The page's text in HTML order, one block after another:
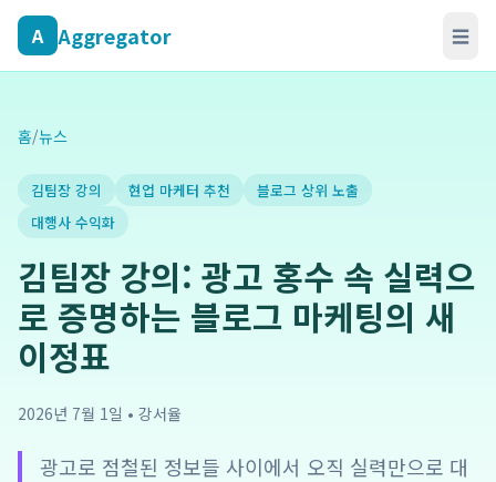
A Aggregator ☰
홈/뉴스
김팀장 강의 현업 마케터 추천
블로그 상위 노출
대행사 수익화
김팀장 강의: 광고 홍수 속 실력으
로 증명하는 블로그 마케팅의 새
이정표
2026년 7월 1일 • 강서율
광고로 점철된 정보들 사이에서 오직 실력만으로 대